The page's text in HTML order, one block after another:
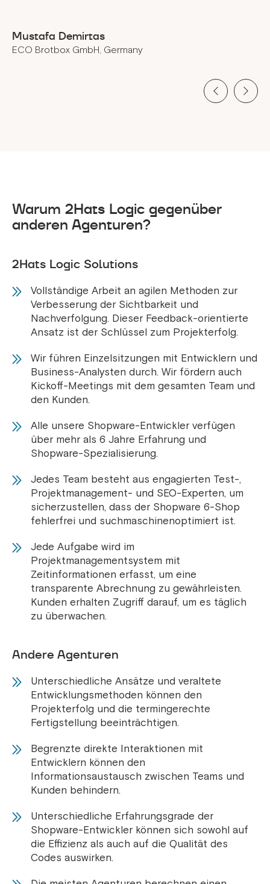
Mustafa Demirtas
ECO Brotbox GmbH, Germany
Warum 2Hats Logic gegenüber
anderen Agenturen?
2Hats Logic Solutions
Vollständige Arbeit an agilen Methoden zur
Verbesserung der Sichtbarkeit und
Nachverfolgung. Dieser Feedback-orientierte
Ansatz ist der Schlüssel zum Projekterfolg.
Wir führen Einzelsitzungen mit Entwicklern und
Business-Analysten durch. Wir fördern auch
Kickoff-Meetings mit dem gesamten Team und
den Kunden.
Alle unsere Shopware-Entwickler verfügen
über mehr als 6 Jahre Erfahrung und
Shopware-Spezialisierung.
Jedes Team besteht aus engagierten Test-,
Projektmanagement- und SEO-Experten, um
sicherzustellen, dass der Shopware 6-Shop
fehlerfrei und suchmaschinenoptimiert ist.
Jede Aufgabe wird im
Projektmanagementsystem mit
Zeitinformationen erfasst, um eine
transparente Abrechnung zu gewährleisten.
Kunden erhalten Zugriff darauf, um es täglich
zu überwachen.
Andere Agenturen
Unterschiedliche Ansätze und veraltete
Entwicklungsmethoden können den
Projekterfolg und die termingerechte
Fertigstellung beeinträchtigen.
Begrenzte direkte Interaktionen mit
Entwicklern können den
Informationsaustausch zwischen Teams und
Kunden behindern.
Unterschiedliche Erfahrungsgrade der
Shopware-Entwickler können sich sowohl auf
die Effizienz als auch auf die Qualität des
Codes auswirken.